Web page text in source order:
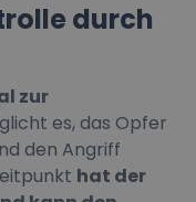
durch
zur
es, das Opfer
den Angriff
hat der